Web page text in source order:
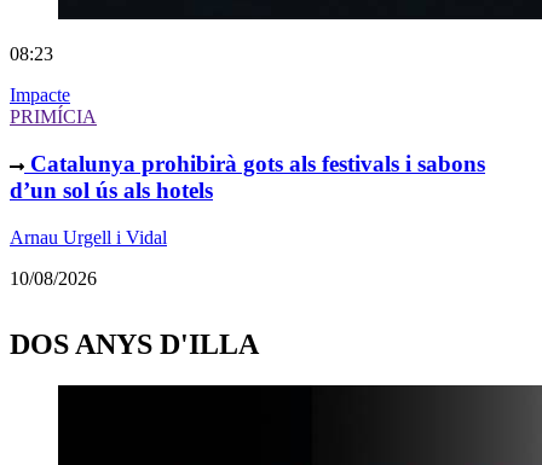
08:23
Impacte
PRIMÍCIA
Catalunya prohibirà gots als festivals i sabons
d’un sol ús als hotels
Arnau Urgell i Vidal
10/08/2026
DOS ANYS D'ILLA